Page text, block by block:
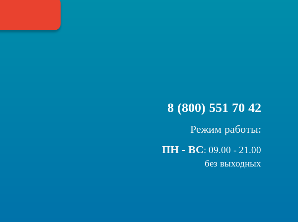
8 (800) 551 70 42
Режим работы:
ПН - ВС:09.00 - 21.00
без выходных